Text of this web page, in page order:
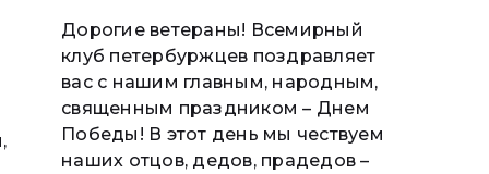
Дорогие ветераны! Всемирный
клуб петербуржцев поздравляет
вас с нашим главным, народным,
священным праздником – Днем
Победы! В этот день мы чествуем
наших отцов, дедов, прадедов –